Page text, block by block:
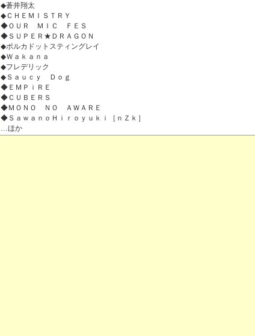
◆蒼井翔太
◆ＣＨＥＭＩＳＴＲＹ
◆ＯＵＲ ＭＩＣ ＦＥＳ
◆ＳＵＰＥＲ★ＤＲＡＧＯＮ
◆ポルカドットスティングレイ
◆Ｗａｋａｎａ
◆フレデリック
◆Ｓａｕｃｙ Ｄｏｇ
◆ＥＭＰｉＲＥ
◆ＣＵＢＥＲＳ
◆ＭＯＮＯ ＮＯ ＡＷＡＲＥ
◆ＳａｗａｎｏＨｉｒｏｙｕｋｉ［ｎＺｋ］
…ほか